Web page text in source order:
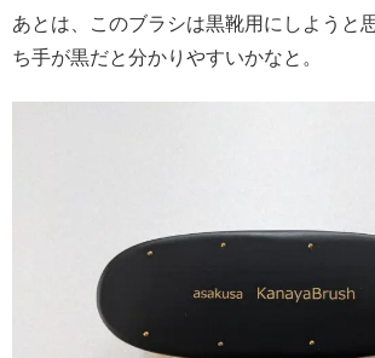
あとは、このブラシは黒靴用にしようと
ち手が黒だと分かりやすいかなと。